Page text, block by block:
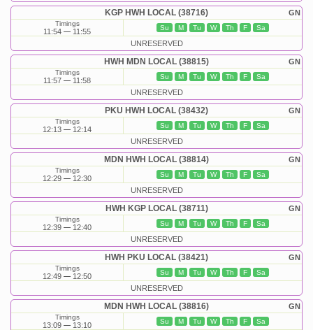
GN
KGP HWH LOCAL (38716)
Timings
11:54 11:55 Su M Tu W Th F Sa
UNRESERVED
GN
HWH MDN LOCAL (38815)
Timings
11:57 11:58 Su M Tu W Th F Sa
UNRESERVED
GN
PKU HWH LOCAL (38432)
Timings
12:13 12:14 Su M Tu W Th F Sa
UNRESERVED
GN
MDN HWH LOCAL (38814)
Timings
12:29 12:30 Su M Tu W Th F Sa
UNRESERVED
GN
HWH KGP LOCAL (38711)
Timings
12:39 12:40 Su M Tu W Th F Sa
UNRESERVED
GN
HWH PKU LOCAL (38421)
Timings
12:49 12:50 Su M Tu W Th F Sa
UNRESERVED
GN
MDN HWH LOCAL (38816)
Timings
13:09 13:10 Su M Tu W Th F Sa